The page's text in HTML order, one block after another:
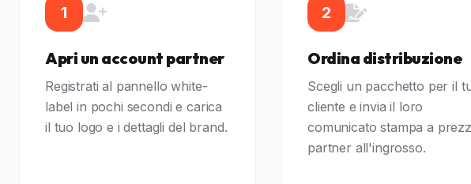
1
Apri un account partner
Registrati al pannello white-
label in pochi secondi e carica
il tuo logo e i dettagli del brand.
2
Ordina distribuzione
Scegli un pacchetto per il
cliente e invia il loro
comunicato stampa a
partner all'ingrosso.